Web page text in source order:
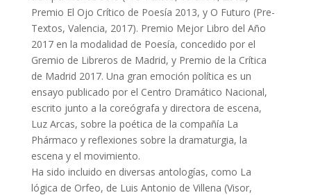
Premio El Ojo Crítico de Poesía 2013, y O Futuro (Pre-
Textos, Valencia, 2017). Premio Mejor Libro del Año
2017 en la modalidad de Poesía, concedido por el
Gremio de Libreros de Madrid, y Premio de la Crítica
de Madrid 2017. Una gran emoción política es un
ensayo publicado por el Centro Dramático Nacional,
escrito junto a la coreógrafa y directora de escena,
Luz Arcas, sobre la poética de la compañía La
Phármaco y reflexiones sobre la dramaturgia, la
escena y el movimiento.
Ha sido incluido en diversas antologías, como La
lógica de Orfeo, de Luis Antonio de Villena (Visor,